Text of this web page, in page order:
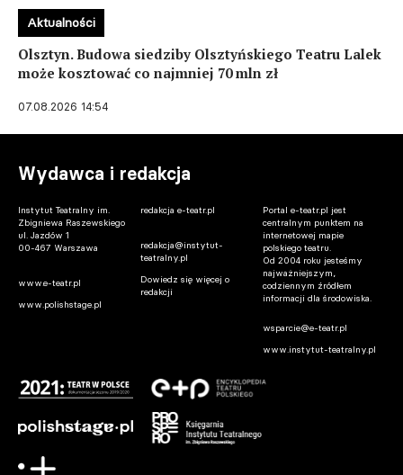
Olsztyn. Budowa siedziby Olsztyńskiego Teatru Lalek
może kosztować co najmniej 70 mln zł
07.08.2026 14:54
Aktualności
Wydawca i redakcja
Instytut Teatralny im.
Zbigniewa Raszewskiego
ul. Jazdów 1
00-467 Warszawa
www.e-teatr.pl
www.polishstage.pl
redakcja e-teatr.pl
redakcja@instytut-
teatralny.pl
Dowiedz się więcej o
redakcji
Portal e-teatr.pl jest
centralnym punktem na
internetowej mapie
polskiego teatru.
Od 2004 roku jesteśmy
najważniejszym,
codziennym źródłem
informacji dla środowiska.
wsparcie@e-teatr.pl
www.instytut-teatralny.pl